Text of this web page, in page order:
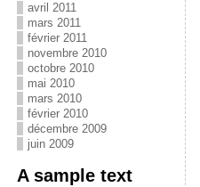
avril 2011
mars 2011
février 2011
novembre 2010
octobre 2010
mai 2010
mars 2010
février 2010
décembre 2009
juin 2009
A sample text